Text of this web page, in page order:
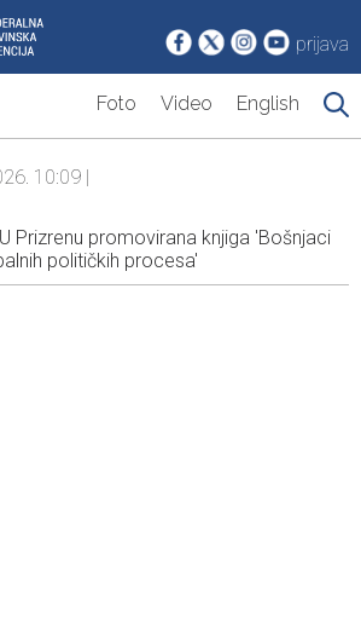
prijava
Foto Video English
10:09 |
U Prizrenu promovirana knjiga 'Bošnjaci
političkih procesa'